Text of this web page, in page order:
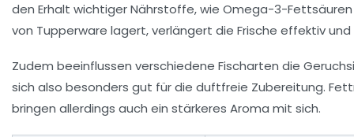
den Erhalt wichtiger Nährstoffe, wie Omega-3-
von Tupperware lagert, verlängert die Frische effektiv
Zudem beeinflussen verschiedene Fischarten die
sich also besonders gut für die duftfreie Zubereitung.
bringen allerdings auch ein stärkeres Aroma mit sich.